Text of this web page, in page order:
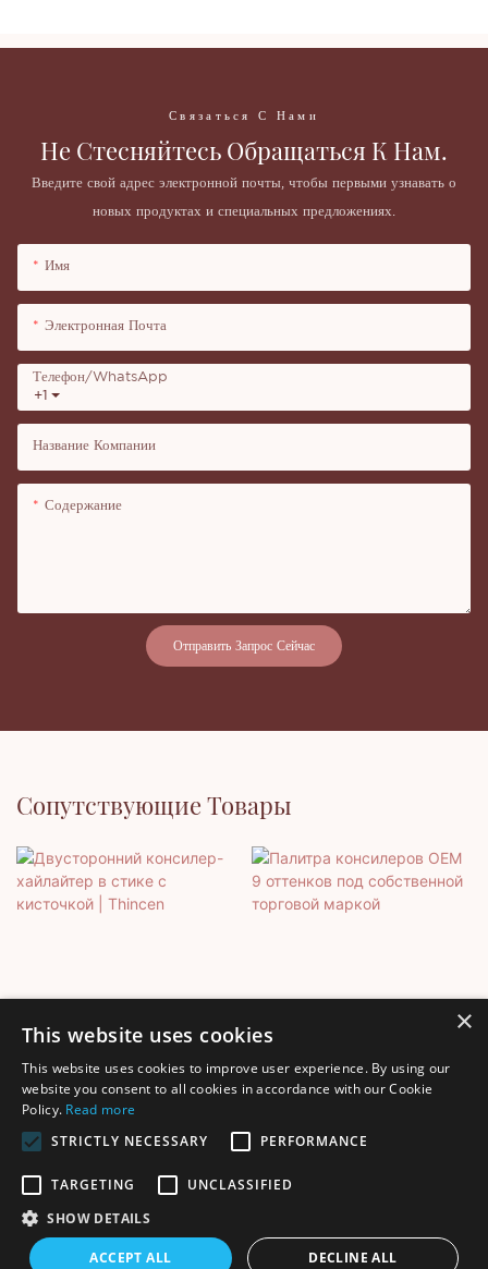
Связаться С Нами
Не Стесняйтесь Обращаться К Нам.
Введите свой адрес электронной почты, чтобы первыми узнавать о
новых продуктах и ​​специальных предложениях.
Имя
Электронная Почта
+1
Телефон/WhatsApp
Название Компании
Содержание
Отправить Запрос Сейчас
Сопутствующие Товары
Двусторонний Консилер-
Хайлайтер В Стике С
Кисточкой | Thincen
Палитра Консилеров OEM
Собственной Торговой
Авторские права © 2025 Shenzhen Thincen Technology Co., Ltd. -
www.thincen.com | Карта сайта
×
This website uses cookies
This website uses cookies to improve user experience. By using our
website you consent to all cookies in accordance with our Cookie
Policy. Read more
STRICTLY NECESSARY
PERFORMANCE
TARGETING
UNCLASSIFIED
SHOW DETAILS
ACCEPT ALL DECLINE ALL